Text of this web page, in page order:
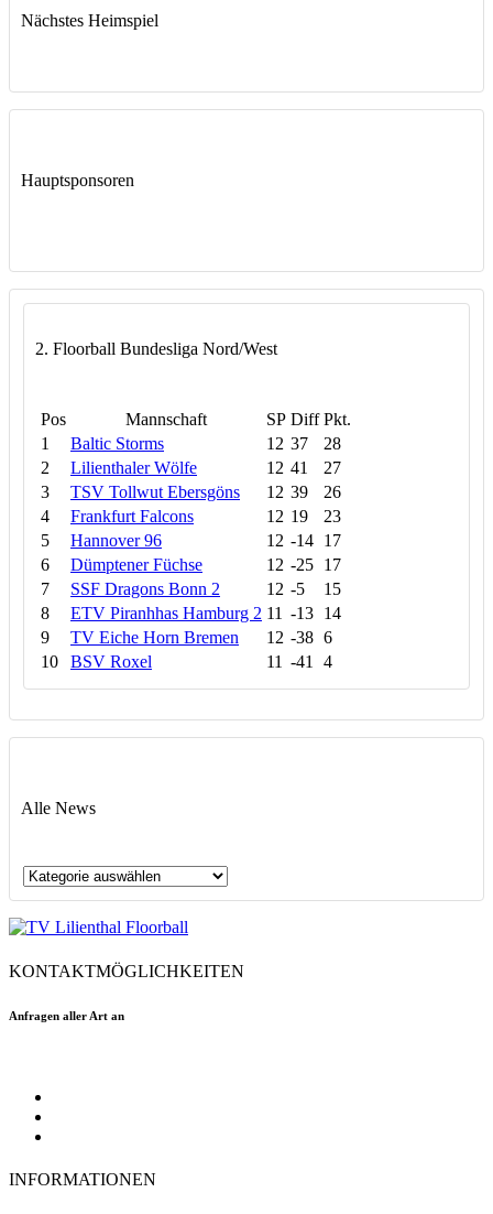
Nächstes Heimspiel
Hauptsponsoren
2. Floorball Bundesliga Nord/West
Pos Mannschaft SP Diff Pkt.
1
Baltic Storms 12 37
28
2
Lilienthaler Wölfe 12 41
27
3
TSV Tollwut Ebersgöns 12 39
26
4
Frankfurt Falcons 12 19
23
5
Hannover 96 12 -14 17
6
Dümptener Füchse 12 -25 17
7
SSF Dragons Bonn 2 12 -5
15
8
ETV Piranhhas Hamburg 2 11 -13 14
9
TV Eiche Horn Bremen 12 -38 6
10
BSV Roxel 11 -41 4
Alle News
Alle
KONTAKTMÖGLICHKEITEN
Anfragen aller Art an
INFORMATIONEN